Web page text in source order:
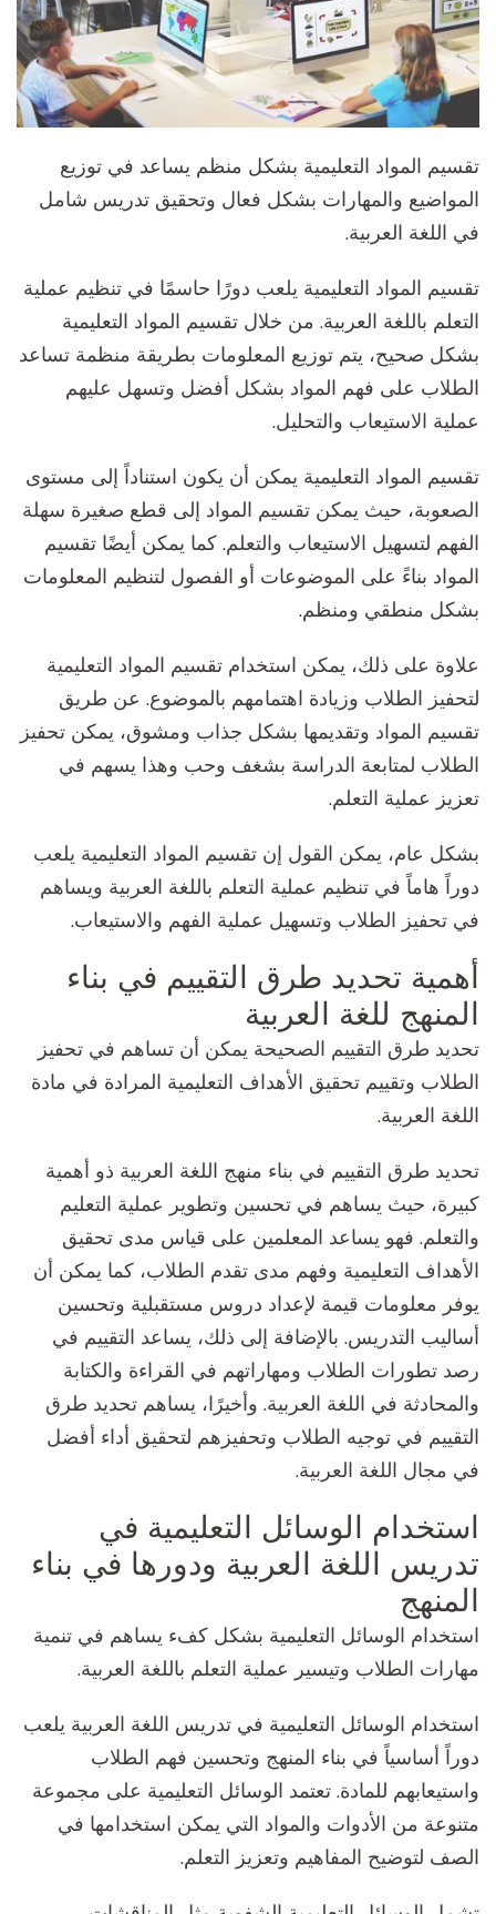
تقسيم المواد التعليمية بشكل منظم يساعد في توزيع
المواضيع والمهارات بشكل فعال وتحقيق تدريس شامل
في اللغة العربية.
تقسيم المواد التعليمية يلعب دورًا حاسمًا في تنظيم عملية
التعلم باللغة العربية. من خلال تقسيم المواد التعليمية
بشكل صحيح، يتم توزيع المعلومات بطريقة منظمة تساعد
الطلاب على فهم المواد بشكل أفضل وتسهل عليهم
عملية الاستيعاب والتحليل.
تقسيم المواد التعليمية يمكن أن يكون استناداً إلى مستوى
الصعوبة، حيث يمكن تقسيم المواد إلى قطع صغيرة سهلة
الفهم لتسهيل الاستيعاب والتعلم. كما يمكن أيضًا تقسيم
المواد بناءً على الموضوعات أو الفصول لتنظيم المعلومات
بشكل منطقي ومنظم.
علاوة على ذلك، يمكن استخدام تقسيم المواد التعليمية
لتحفيز الطلاب وزيادة اهتمامهم بالموضوع. عن طريق
تقسيم المواد وتقديمها بشكل جذاب ومشوق، يمكن تحفيز
الطلاب لمتابعة الدراسة بشغف وحب وهذا يسهم في
تعزيز عملية التعلم.
بشكل عام، يمكن القول إن تقسيم المواد التعليمية يلعب
دوراً هاماً في تنظيم عملية التعلم باللغة العربية ويساهم
في تحفيز الطلاب وتسهيل عملية الفهم والاستيعاب.
أهمية تحديد طرق التقييم في بناء
المنهج للغة العربية
تحديد طرق التقييم الصحيحة يمكن أن تساهم في تحفيز
الطلاب وتقييم تحقيق الأهداف التعليمية المرادة في مادة
اللغة العربية.
تحديد طرق التقييم في بناء منهج اللغة العربية ذو أهمية
كبيرة، حيث يساهم في تحسين وتطوير عملية التعليم
والتعلم. فهو يساعد المعلمين على قياس مدى تحقيق
الأهداف التعليمية وفهم مدى تقدم الطلاب، كما يمكن أن
يوفر معلومات قيمة لإعداد دروس مستقبلية وتحسين
أساليب التدريس. بالإضافة إلى ذلك، يساعد التقييم في
رصد تطورات الطلاب ومهاراتهم في القراءة والكتابة
والمحادثة في اللغة العربية. وأخيرًا، يساهم تحديد طرق
التقييم في توجيه الطلاب وتحفيزهم لتحقيق أداء أفضل
في مجال اللغة العربية.
استخدام الوسائل التعليمية في
تدريس اللغة العربية ودورها في بناء
المنهج
استخدام الوسائل التعليمية بشكل كفء يساهم في تنمية
مهارات الطلاب وتيسير عملية التعلم باللغة العربية.
استخدام الوسائل التعليمية في تدريس اللغة العربية يلعب
دوراً أساسياً في بناء المنهج وتحسين فهم الطلاب
واستيعابهم للمادة. تعتمد الوسائل التعليمية على مجموعة
متنوعة من الأدوات والمواد التي يمكن استخدامها في
الصف لتوضيح المفاهيم وتعزيز التعلم.